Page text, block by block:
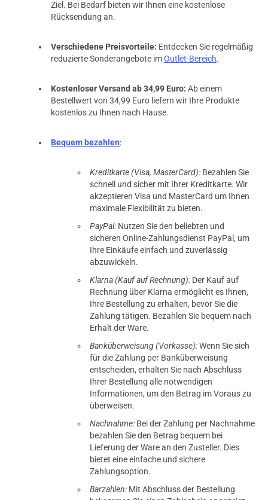
Ziel. Bei Bedarf bieten wir Ihnen eine kostenlose
Rücksendung an.
Verschiedene Preisvorteile: Entdecken Sie regelmäßig
reduzierte Sonderangebote imOutlet-Bereich.
Kostenloser Versand ab 34,99 Euro: Ab einem
Bestellwert von 34,99 Euro liefern wir Ihre Produkte
kostenlos zu Ihnen nach Hause.
Bequem bezahlen:
Kreditkarte (Visa, MasterCard): Bezahlen Sie
schnell und sicher mit Ihrer Kreditkarte. Wir
akzeptieren Visa und MasterCard um Ihnen
maximale Flexibilität zu bieten.
PayPal: Nutzen Sie den beliebten und
sicheren Online-Zahlungsdienst PayPal, um
Ihre Einkäufe einfach und zuverlässig
abzuwickeln.
Klarna (Kauf auf Rechnung): Der Kauf auf
Rechnung über Klarna ermöglicht es Ihnen,
Ihre Bestellung zu erhalten, bevor Sie die
Zahlung tätigen. Bezahlen Sie bequem nach
Erhalt der Ware.
Banküberweisung (Vorkasse):Wenn Sie sich
für die Zahlung per Banküberweisung
entscheiden, erhalten Sie nach Abschluss
Ihrer Bestellung alle notwendigen
Informationen, um den Betrag im Voraus zu
überweisen.
Nachnahme: Bei der Zahlung per Nachnahme
bezahlen Sie den Betrag bequem bei
Lieferung der Ware an den Zusteller. Dies
bietet eine einfache und sichere
Zahlungsoption.
Barzahlen: Mit Abschluss der Bestellung